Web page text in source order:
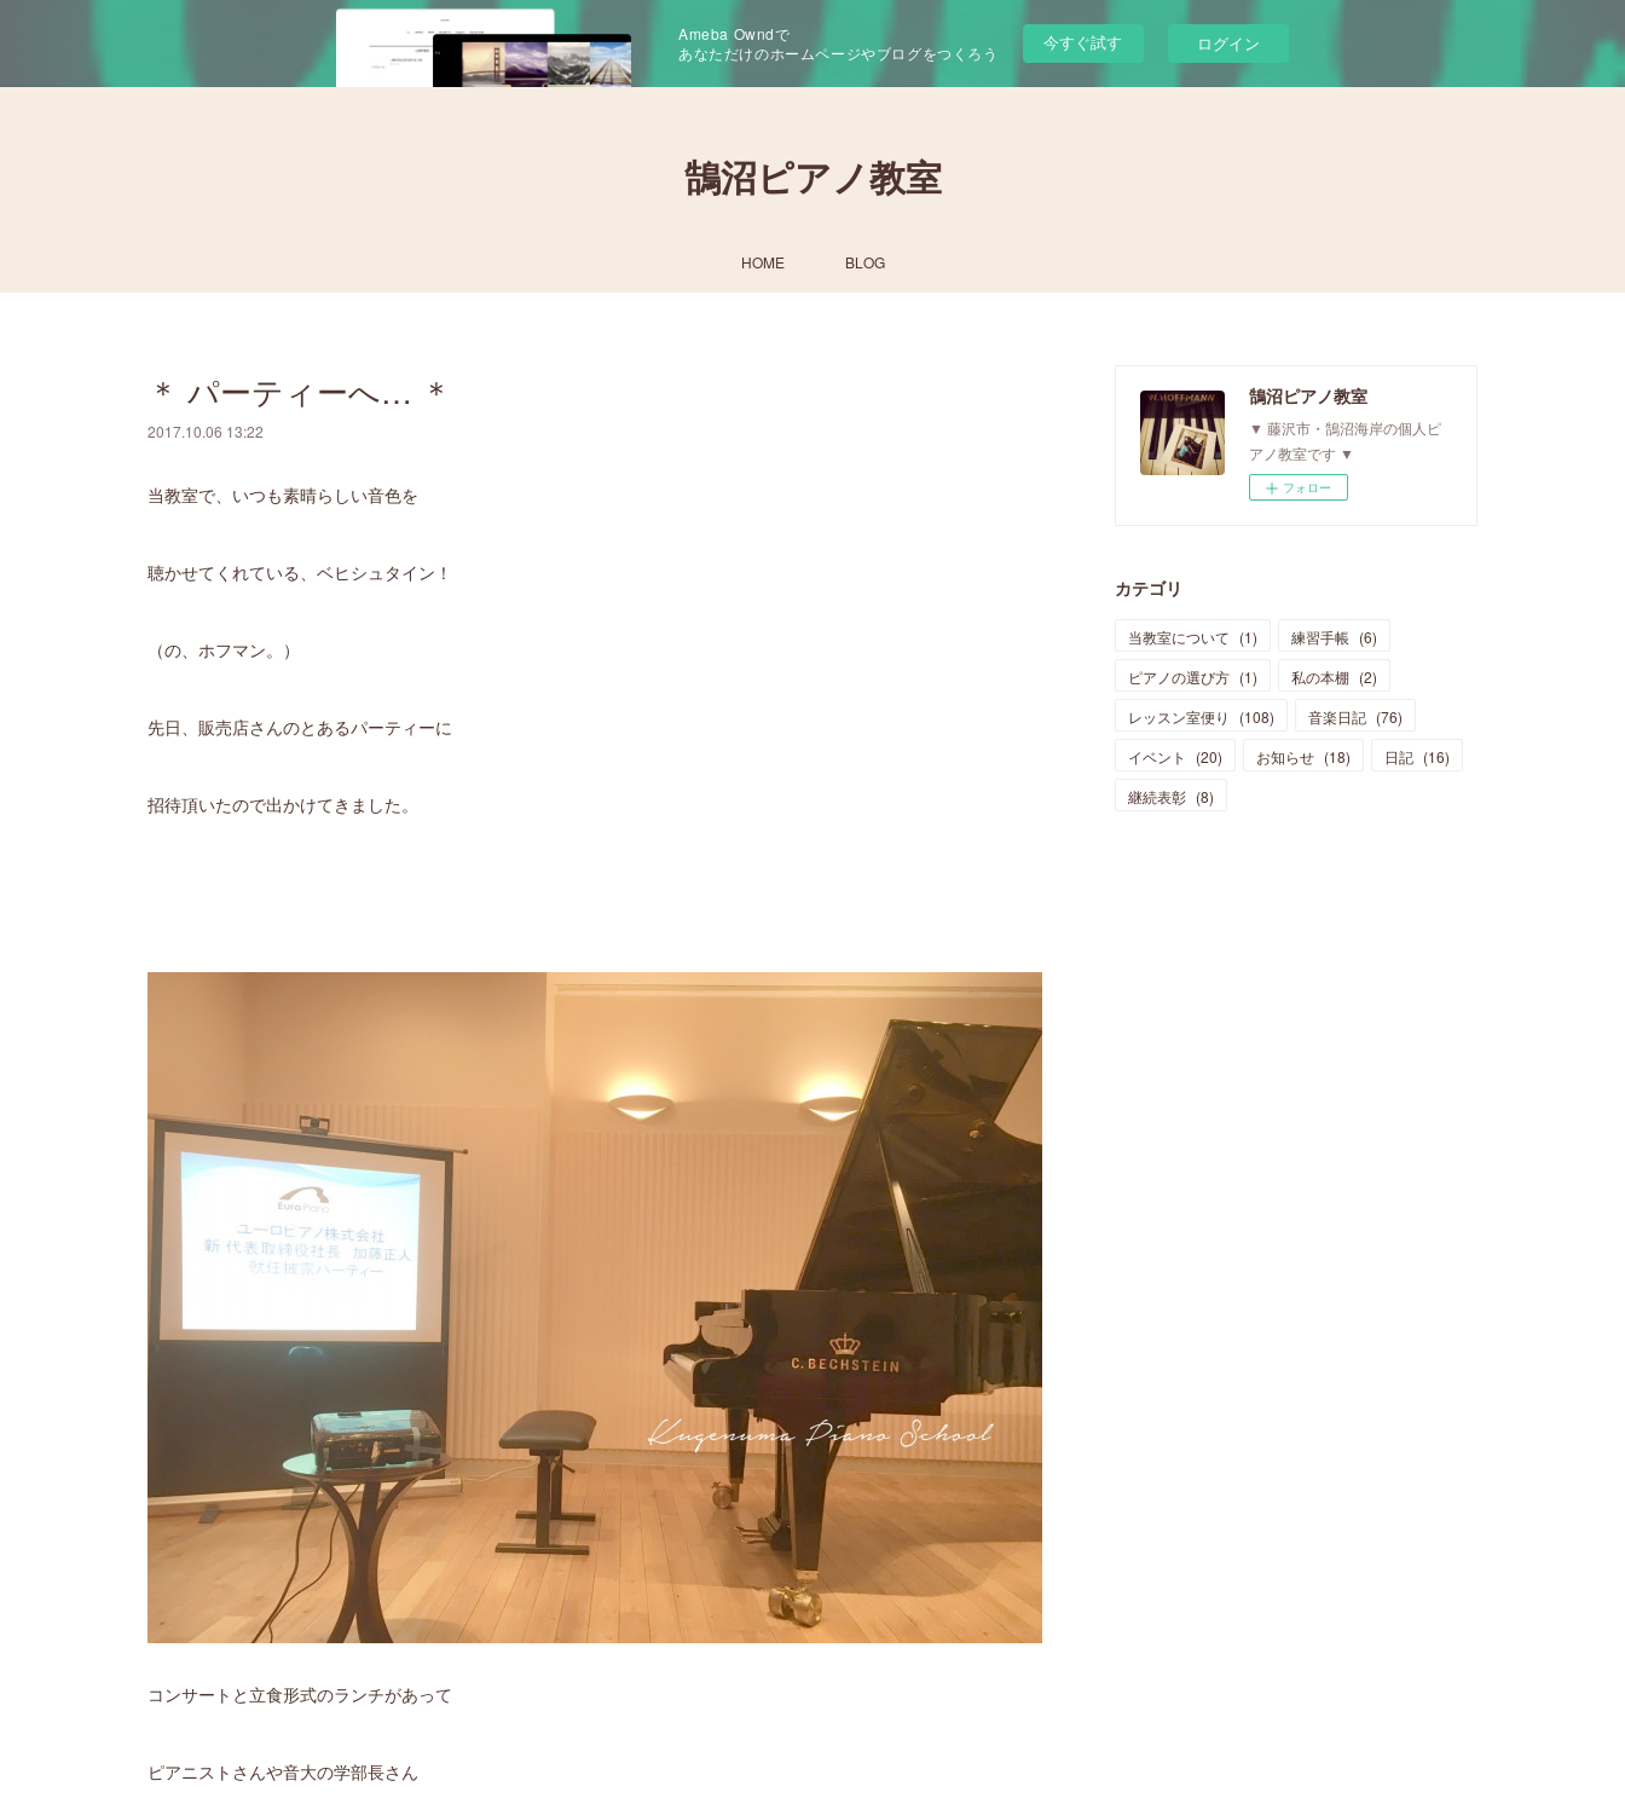
Ameba Owndで
あなただけのホームページやブログをつくろう
今すぐ試す ログイン
鵠沼ピアノ教室
HOME BLOG
＊ パーティーへ… ＊
2017.10.06 13:22
当教室で、いつも素晴らしい音色を
聴かせてくれている、ベヒシュタイン！
（の、ホフマン。）
先日、販売店さんのとあるパーティーに
招待頂いたので出かけてきました。
コンサートと立食形式のランチがあって
ピアニストさんや音大の学部長さん
鵠沼ピアノ教室
▼ 藤沢市・鵠沼海岸の個人ピ
アノ教室です ▼
フォロー
カテゴリ
当教室について (1) 練習手帳 (6)
ピアノの選び方 (1) 私の本棚 (2)
レッスン室便り
(108) 音楽日記 (76)
イベント
(20) お知らせ (18) 日記 (16)
継続表彰 (8)